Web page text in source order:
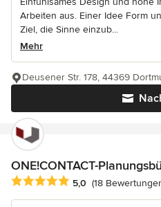
Arbeiten aus. Einer Idee Form
Ziel, die Sinne einzub...
Mehr
Deusener Str. 178, 44369
ONE!CONTACT-
Durchschnittliche Bewertung:
5,0 (18